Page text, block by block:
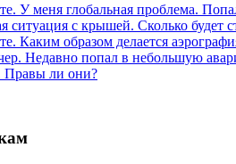
У меня глобальная проблема.
ситуация с крышей. Сколько будет
Каким образом делается
Недавно попал в небольшую
Правы ли они?